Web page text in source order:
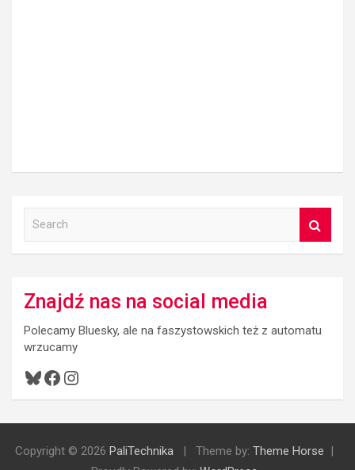
h
Znajdź nas na social media
Polecamy Bluesky, ale na faszystowskich też z automatu
wrzucamy
Bluesky
Facebook
Instagram
Copyright © 2026 PaliTechnika Theme by: Theme Horse